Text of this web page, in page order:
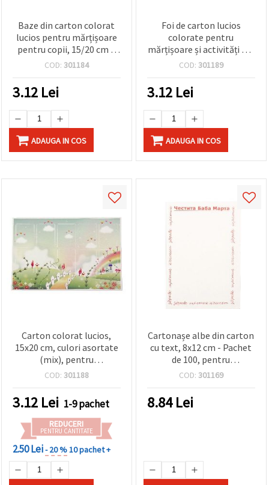
Baze din carton colorat
lucios pentru mărțișoare
pentru copii, 15/20 cm –
set de 10 bucăți
COD: 301184
3.12 Lei
ADAUGA IN COS
Foi de carton lucios
colorate pentru
mărțișoare și activități DIY
pentru copii, 15x20 cm –
COD: 301189
3.12 Lei
ADAUGA IN COS
Carton colorat lucios,
15x20 cm, culori asortate
(mix), pentru
confecționarea
de lucru manual pentru
copii – Set de 10 coli
COD: 301188
3.12 Lei 1-9 pachet
REDUCERI
PENTRU CANTITATE
2.50 Lei- 20 %10 pachet +
Cartonașe albe din carton
cu text, 8x12 cm - Pachet
de 100, pentru
scrapbooking și
COD: 301169
8.84Lei